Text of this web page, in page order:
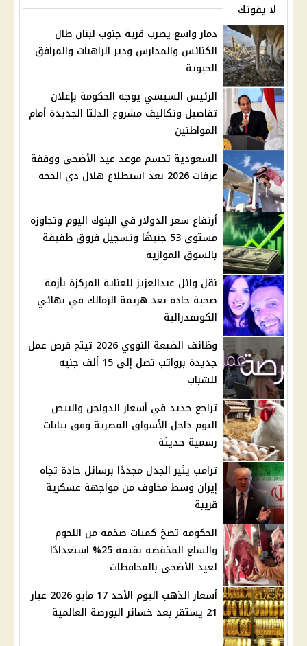
لا يفوتك
دمار واسع يضرب قرية جنوب لبنان طال
الكنائس والمدارس ودير الراهبات والمرافق
الحيوية
الرئيس السيسي يوجه الحكومة بإعلان
تفاصيل وتكاليف مشروع الدلتا الجديدة أمام
المواطنين
السعودية تحسم موعد عيد الأضحى ووقفة
عرفات 2026 بعد استطلاع هلال ذي الحجة
أرتفاع سعر الدولار في البنوك اليوم وتجاوزه
مستوى 53 جنيهًا وتسجيل فروق طفيفة
بالسوق الموازية
نقل وائل عبدالعزيز للعناية المركزة بأزمة
صحية حادة بعد هزيمة الزمالك في نهائي
الكونفدرالية
وظائف الضبعة النووي 2026 تيتح فرص عمل
جديدة برواتب تصل إلى 15 ألف جنيه
للشباب
تراجع جديد في أسعار الدواجن والبيض
اليوم داخل الأسواق المصرية وفق بيانات
رسمية حديثة
ترامب يثير الجدل مجددًا برسائل حادة تجاه
إيران وسط مخاوف من مواجهة عسكرية
قريبة
الحكومة تضخ كميات ضخمة من اللحوم
والسلع المخفضة بقيمة 25% استعدادًا
لعيد الأضحى بالمحافظات
أسعار الذهب اليوم الأحد 17 مايو 2026 عيار
21 يستقر بعد خسائر البورصة العالمية